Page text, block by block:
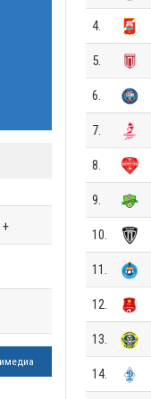
+
4.
5.
6.
7.
8.
9.
10.
11.
12.
13.
14.